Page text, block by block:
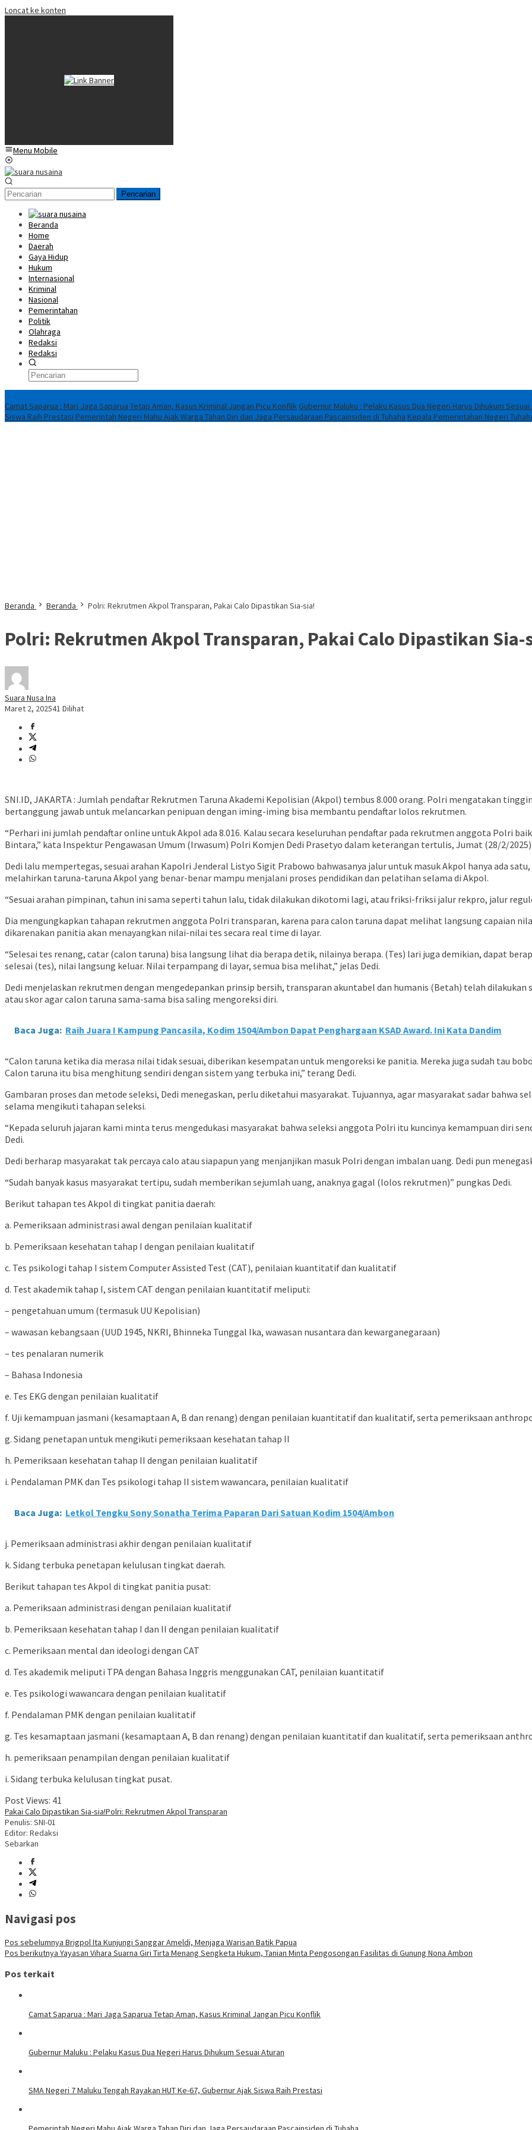
Loncat ke konten
Menu Mobile
Pencarian
Beranda
Home
Daerah
Gaya Hidup
Hukum
Internasional
Kriminal
Nasional
Pemerintahan
Politik
Olahraga
Redaksi
Redaksi
Camat Saparua : Mari Jaga Saparua Tetap Aman, Kasus Kriminal Jangan Picu KonflikGubernur Maluku : Pelaku Kasus Dua Negeri Harus Dihukum
Siswa Raih Prestasi Pemerintah Negeri Mahu Ajak Warga Tahan Diri dan Jaga Persaudaraan Pascainsiden di Tuhaha Kepala Pemerintahan Negeri
Beranda Beranda Polri: Rekrutmen Akpol Transparan, Pakai Calo Dipastikan Sia-sia!
Polri: Rekrutmen Akpol Transparan, Pakai Calo Dipastikan
Suara Nusa Ina
Maret 2, 202541 Dilihat
SNI.ID, JAKARTA : Jumlah pendaftar Rekrutmen Taruna Akademi Kepolisian (Akpol) tembus 8.000 orang. Polri mengatakan
bertanggung jawab untuk melancarkan penipuan dengan iming-iming bisa membantu pendaftar lolos rekrutmen.
“Perhari ini jumlah pendaftar online untuk Akpol ada 8.016. Kalau secara keseluruhan pendaftar pada rekrutmen anggota Polri
Bintara,” kata Inspektur Pengawasan Umum (Irwasum) Polri Komjen Dedi Prasetyo dalam keterangan tertulis, Jumat (28/2/
Dedi lalu mempertegas, sesuai arahan Kapolri Jenderal Listyo Sigit Prabowo bahwasanya jalur untuk masuk Akpol hanya ada
melahirkan taruna-taruna Akpol yang benar-benar mampu menjalani proses pendidikan dan pelatihan selama di Akpol.
“Sesuai arahan pimpinan, tahun ini sama seperti tahun lalu, tidak dilakukan dikotomi lagi, atau friksi-friksi jalur rekpro, jalur
Dia mengungkapkan tahapan rekrutmen anggota Polri transparan, karena para calon taruna dapat melihat langsung capaian
dikarenakan panitia akan menayangkan nilai-nilai tes secara real time di layar.
“Selesai tes renang, catar (calon taruna) bisa langsung lihat dia berapa detik, nilainya berapa. (Tes) lari juga demikian, dapat
selesai (tes), nilai langsung keluar. Nilai terpampang di layar, semua bisa melihat,” jelas Dedi.
Dedi menjelaskan rekrutmen dengan mengedepankan prinsip bersih, transparan akuntabel dan humanis (Betah) telah
atau skor agar calon taruna sama-sama bisa saling mengoreksi diri.
Baca Juga: Raih Juara I Kampung Pancasila, Kodim 1504/Ambon Dapat Penghargaan KSAD Award. Ini Kata Dandim
“Calon taruna ketika dia merasa nilai tidak sesuai, diberikan kesempatan untuk mengoreksi ke panitia. Mereka juga sudah tau
Calon taruna itu bisa menghitung sendiri dengan sistem yang terbuka ini,” terang Dedi.
Gambaran proses dan metode seleksi, Dedi menegaskan, perlu diketahui masyarakat. Tujuannya, agar masyarakat sadar bahwa
selama mengikuti tahapan seleksi.
“Kepada seluruh jajaran kami minta terus mengedukasi masyarakat bahwa seleksi anggota Polri itu kuncinya kemampuan diri
Dedi.
Dedi berharap masyarakat tak percaya calo atau siapapun yang menjanjikan masuk Polri dengan imbalan uang. Dedi pun
“Sudah banyak kasus masyarakat tertipu, sudah memberikan sejumlah uang, anaknya gagal (lolos rekrutmen)” pungkas Dedi.
Berikut tahapan tes Akpol di tingkat panitia daerah:
a. Pemeriksaan administrasi awal dengan penilaian kualitatif
b. Pemeriksaan kesehatan tahap I dengan penilaian kualitatif
c. Tes psikologi tahap I sistem Computer Assisted Test (CAT), penilaian kuantitatif dan kualitatif
d. Test akademik tahap I, sistem CAT dengan penilaian kuantitatif meliputi:
– pengetahuan umum (termasuk UU Kepolisian)
– wawasan kebangsaan (UUD 1945, NKRI, Bhinneka Tunggal Ika, wawasan nusantara dan kewarganegaraan)
– tes penalaran numerik
– Bahasa Indonesia
e. Tes EKG dengan penilaian kualitatif
f. Uji kemampuan jasmani (kesamaptaan A, B dan renang) dengan penilaian kuantitatif dan kualitatif, serta pemeriksaan
g. Sidang penetapan untuk mengikuti pemeriksaan kesehatan tahap II
h. Pemeriksaan kesehatan tahap II dengan penilaian kualitatif
i. Pendalaman PMK dan Tes psikologi tahap II sistem wawancara, penilaian kualitatif
Baca Juga: Letkol Tengku Sony Sonatha Terima Paparan Dari Satuan Kodim 1504/Ambon
j. Pemeriksaan administrasi akhir dengan penilaian kualitatif
k. Sidang terbuka penetapan kelulusan tingkat daerah.
Berikut tahapan tes Akpol di tingkat panitia pusat:
a. Pemeriksaan administrasi dengan penilaian kualitatif
b. Pemeriksaan kesehatan tahap I dan II dengan penilaian kualitatif
c. Pemeriksaan mental dan ideologi dengan CAT
d. Tes akademik meliputi TPA dengan Bahasa Inggris menggunakan CAT, penilaian kuantitatif
e. Tes psikologi wawancara dengan penilaian kualitatif
f. Pendalaman PMK dengan penilaian kualitatif
g. Tes kesamaptaan jasmani (kesamaptaan A, B dan renang) dengan penilaian kuantitatif dan kualitatif, serta pemeriksaan
h. pemeriksaan penampilan dengan penilaian kualitatif
i. Sidang terbuka kelulusan tingkat pusat.
Post Views: 41
Pakai Calo Dipastikan Sia-sia!Polri: Rekrutmen Akpol Transparan
Penulis: SNI-01
Editor: Redaksi
Sebarkan
Navigasi pos
Pos sebelumnya Brigpol Ita Kunjungi Sanggar Ameldi, Menjaga Warisan Batik Papua
Pos berikutnya Yayasan Vihara Suarna Giri Tirta Menang Sengketa Hukum, Tanian Minta Pengosongan Fasilitas di Gunung Nona Ambon
Pos terkait
Camat Saparua : Mari Jaga Saparua Tetap Aman, Kasus Kriminal Jangan Picu Konflik
Gubernur Maluku : Pelaku Kasus Dua Negeri Harus Dihukum Sesuai Aturan
SMA Negeri 7 Maluku Tengah Rayakan HUT Ke-67, Gubernur Ajak Siswa Raih Prestasi